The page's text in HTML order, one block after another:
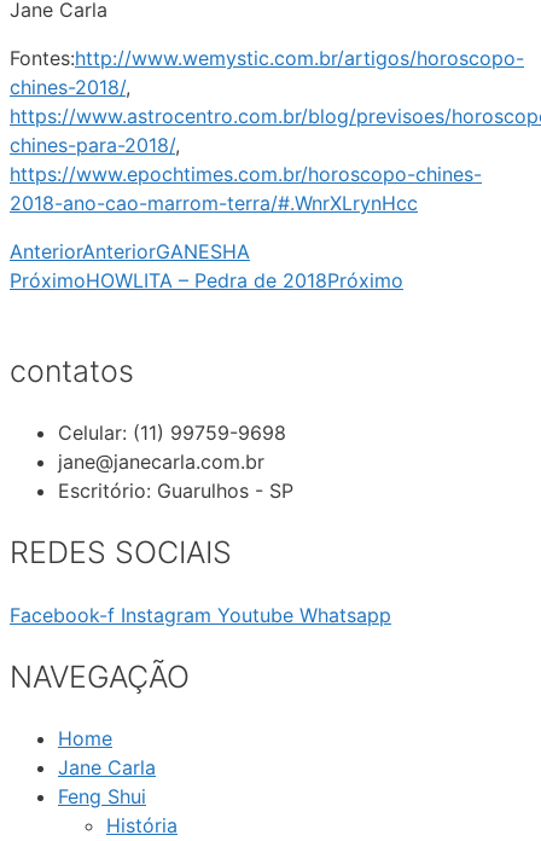
Jane Carla
Fontes:http://www.wemystic.com.br/artigos/horoscopo-
chines-2018/,
https://www.astrocentro.com.br/blog/previsoes/
chines-para-2018/,
https://www.epochtimes.com.br/horoscopo-chines-
2018-ano-cao-marrom-terra/#.WnrXLrynHcc
AnteriorAnteriorGANESHA
PróximoHOWLITA – Pedra de 2018Próximo
contatos
Celular: (11) 99759-9698
jane@janecarla.com.br
Escritório: Guarulhos - SP
REDES SOCIAIS
Facebook-f Instagram Youtube Whatsapp
NAVEGAÇÃO
Home
Jane Carla
Feng Shui
História